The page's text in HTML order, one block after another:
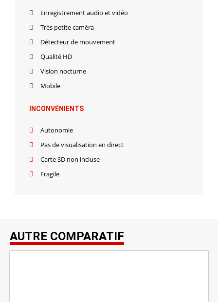
Enregistrement audio et vidéo
Très petite caméra
Détecteur de mouvement
Qualité HD
Vision nocturne
Mobile
INCONVÉNIENTS
Autonomie
Pas de visualisation en direct
Carte SD non incluse
Fragile
AUTRE COMPARATIF